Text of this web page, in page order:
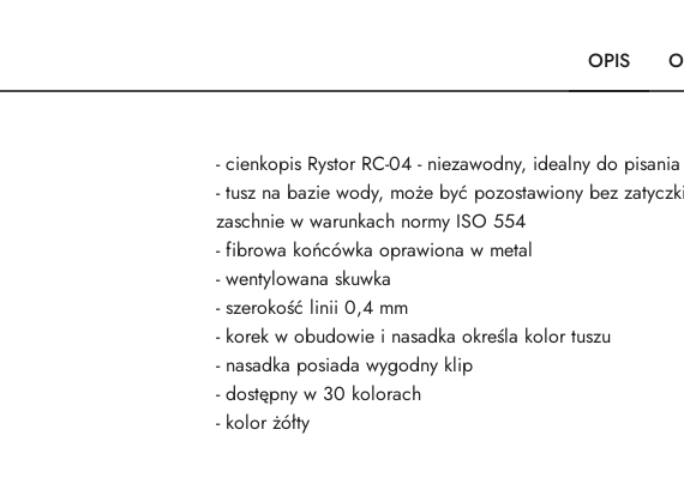
OPIS
- cienkopis Rystor RC-04 - niezawodny, idealny do
- tusz na bazie wody, może być pozostawiony bez
zaschnie w warunkach normy ISO 554
- fibrowa końcówka oprawiona w metal
- wentylowana skuwka
- szerokość linii 0,4 mm
- korek w obudowie i nasadka określa kolor tuszu
- nasadka posiada wygodny klip
- dostępny w 30 kolorach
- kolor żółty